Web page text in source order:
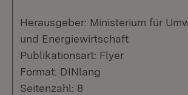
Herausgeber: Ministerium für
und Energiewirtschaft
Publikationsart: Flyer
Format: DINlang
Seitenzahl: 8